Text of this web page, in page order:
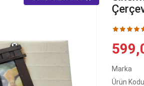
Marka
Ürün